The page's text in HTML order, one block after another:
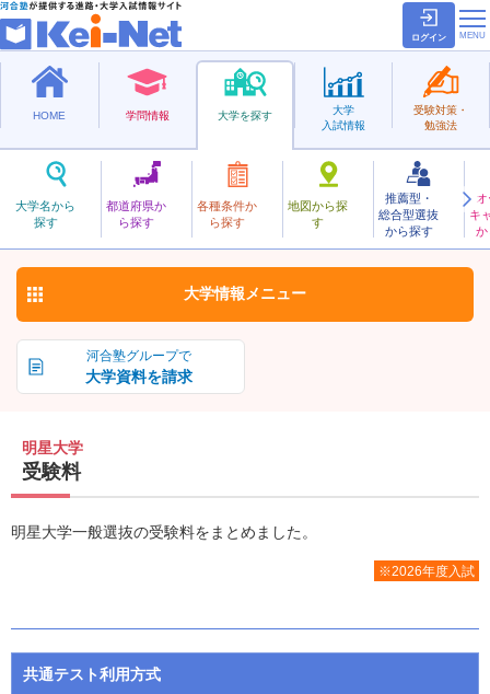
ログイン
HOME 学問情報 大学を探す
大学名から
探す
都道府県か
ら探す
各種条件か
ら探す
地図から探
す
推薦型・
総合型選抜
から探す
キ
か
大学
入試情報
受験対策・
勉強法
私立
めいせい
明星大学 お気に入り
河合塾グループで
大学資料を請求
大学情報 メニュー
明星大学
受験料
明星大学一般選抜の受験料をまとめました。
※2026年度入試
共通テスト利用方式